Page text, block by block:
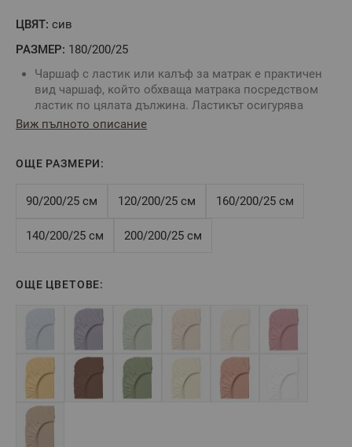
ЦВЯТ: сив
РАЗМЕР: 180/200/25
Чаршаф с ластик или калъф за матрак е практичен
вид чаршаф, който обхваща матрака посредством
ластик по цялата дължина. Ластикът осигурява
неподвижност на чаршафа и не позволяват
За определяне размера на чаршафа с ластик е нужно
дължина, ширина и дебелина.
Размер: 180/200/25 см
Състав: 100% памук ранфорс, свиваемост до 4%
** Снимките са илюстративни и е възможно
разминаване в тоновете и цветовете.
Виж пълното описание
ОЩЕ РАЗМЕРИ:
90/200/25 см 120/200/25 см 160/200/25 см
140/200/25 см 200/200/25 см
ОЩЕ ЦВЕТОВЕ: